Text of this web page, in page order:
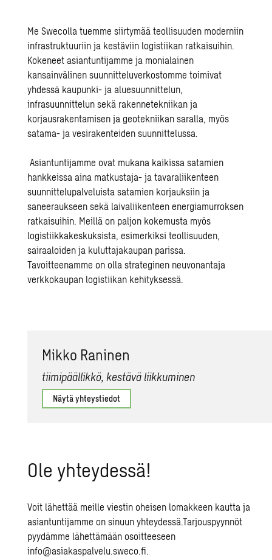
Me Swecolla tuemme siirtymää teollisuuden moderniin
infrastruktuuriin ja kestäviin logistiikan ratkaisuihin.
Kokeneet asiantuntijamme ja monialainen
kansainvälinen suunnitteluverkostomme toimivat
yhdessä kaupunki- jaaluesuunnittelun
infrasuunnittelun sekä rakennetekniikan ja
korjausrakentamisen ja geotekniikan saralla, myös
satama- ja vesirakenteiden suunnittelussa.
Asiantuntijamme ovat mukana kaikissa satamien
hankkeissaaina matkustaja- ja tavaraliikenteen
suunnittelupalveluista satamien korjauksiin ja
saneeraukseen sekä laivaliikenteen energiamurroksen
ratkaisuihin. Meillä on paljon kokemusta myös
logistiikkakeskuksista, esimerkiksiteollisuuden
sairaaloiden ja kuluttajakaupan parissa.
Tavoitteenamme on olla strateginen neuvonantaja
verkkokaupan logistiikan kehityksessä.
Mikko Ra­ni­nen
tiimipäällikkö, kestävä liikkuminen
Näytä yhteystiedot
Ole yh­tey­des­sä!
Voit lähettää meille viestin oheisen lomakkeen kautta ja
asiantuntijamme on sinuun yhteydessä.Tarjouspyynnöt
pyydämme lähettämään osoitteeseen
info@asiakaspalvelu.sweco.fi.